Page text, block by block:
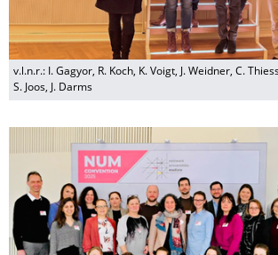
v.l.n.r.: I. Gagyor, R. Koch, K. Voigt, J. Weidner, C.
S. Joos, J. Darms